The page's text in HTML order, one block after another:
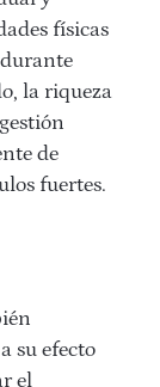
físicas
la riqueza
de
fuertes.
su efecto
el